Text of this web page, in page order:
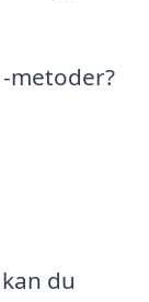
metoder?
du